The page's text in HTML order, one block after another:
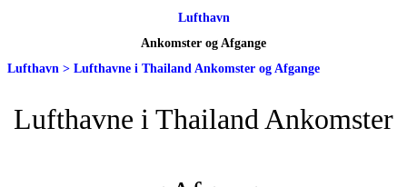
Lufthavn
Ankomster og Afgange
Lufthavn > Lufthavne i Thailand Ankomster og Afgange
Lufthavne i Thailand Ankomster